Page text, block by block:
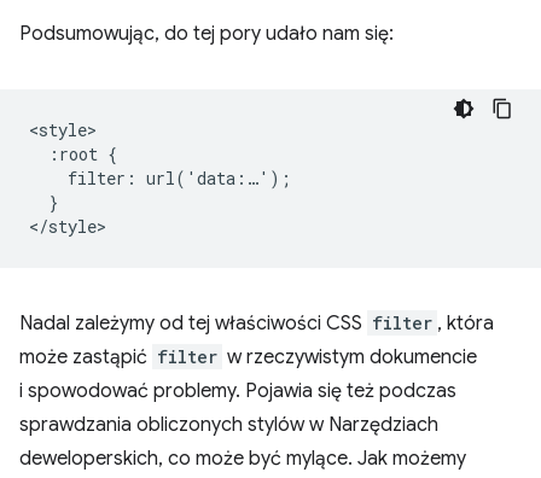
Podsumowując, do tej pory udało nam się:
<style>
  :root {
    filter: url('data:…');
  }
Nadal zależymy od tej właściwości CSS filter , która
może zastąpić filter w rzeczywistym dokumencie
i spowodować problemy. Pojawia się też podczas
sprawdzania obliczonych stylów w Narzędziach
deweloperskich, co może być mylące. Jak możemy